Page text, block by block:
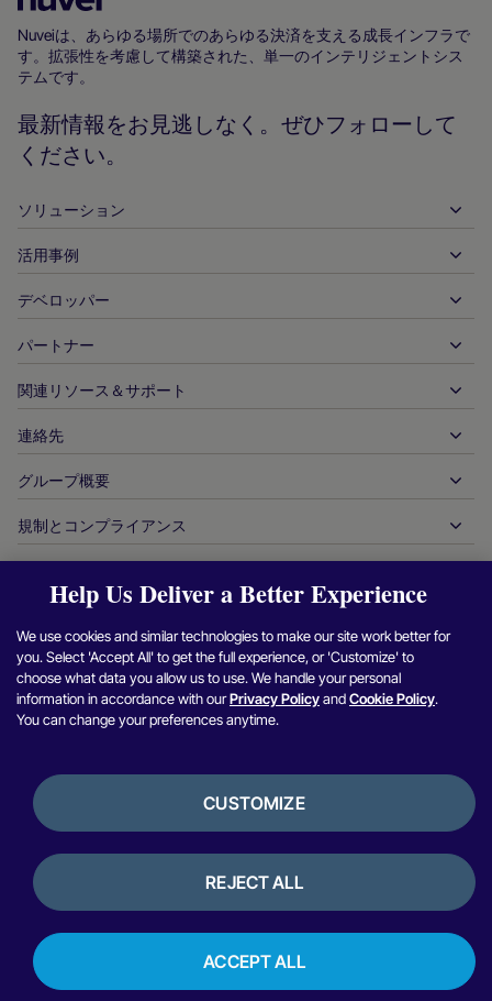
ホ
ー
ペ
ー
Nuveiは、あらゆる場所でのあらゆる決済を支える成長インフラで
す。拡張性を考慮して構築された、単一のインテリジェントシス
テムです。
最新情報をお見逃しなく。ぜひフォローして
ください。
ソリューション
入金
出金
リアルタイム決済
発行
決済方法
APM
オーソリ最適化
不正行為＆リスク管理
チャージバックの解決
通貨管理
照合管理
統合オプション
バンキングサービス
暗号通貨＆デジタル資産
決済オーケストレーション
活用事例
ホスピタリティ
自動車
企業間（B2B）
金融サービス
政府からの支払い
旅行＆モビリティ
暗号通貨プラットフォーム＆両替
マーケットプレイス
中小企業
デジタルコンテンツ＆サブスクリプション
ビデオゲーム
デベロッパー
デベロッパーツール
API 参照ドキュメント
ドキュメントセンター
パートナー
当社との提携
パートナー製品＆ソリューション
技術パートナー
パートナー DNA
パートナーの洞察
関連リソース＆サポート
お客様サポート
加盟店向けリソース
業界レポート
連絡先
販売に関するお問い合わせ
最高経営責任者室
カナダ行動規範
企業情報
加盟店紹介プログラム
セキュリティ脆弱性の報告
グループ概要
当社について
採用情報
ケーススタディ
ブログ
ニュースルーム
インタビュー＆ウェビナー
規制とコンプライアンス
現代奴隷制対策報告（英国）
現代奴隷制対策に関する報告（カナダ）
アルゼンチンの情報と方針
ブラジルの情報と方針
内部通報に関する方針
ライセンスおよび認証
ログイン お問い合わせ
FacebookX（Twitter）Instagram Linkedin
Copyright © Nuvei –
クッキーポリシー
利用規約
レビュー＆お客様の声
Help Us Deliver a Better Experience
We use cookies and similar technologies to make our site work better for
you. Select 'Accept All' to get the full experience, or 'Customize' to
choose what data you allow us to use. We handle your personal
information in accordance with ourPrivacy PolicyandCookie Policy.
You can change your preferences anytime.
CUSTOMIZE
REJECT ALL
ACCEPT ALL